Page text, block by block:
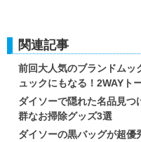
関連記事
前回大人気のブランドムッ
ュックにもなる！2WAYト
ダイソーで隠れた名品見つ
群なお掃除グッズ3選
ダイソーの黒バッグが超優